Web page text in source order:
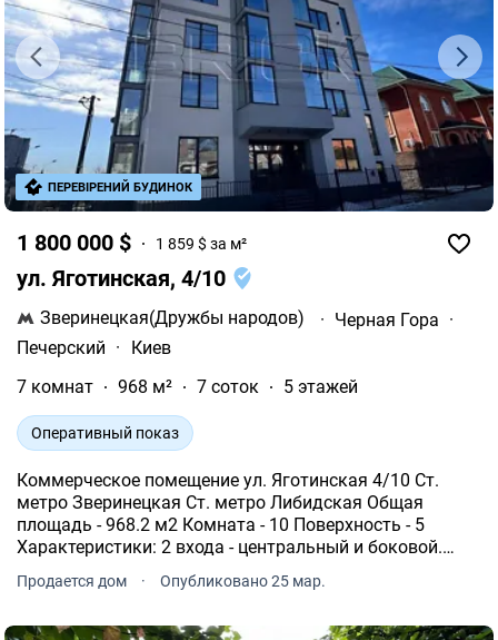
1 800 000 $ 1 859 $ за м²
ул. Яготинская, 4/10
Зверинецкая(Дружбы народов) · Черная Гора ·
Печерский ·
Киев
7 комнат
968 м² 7 соток 5 этажей
Оперативный показ
Коммерческое помещение ул. Яготинская 4/10 Ст.
метро Зверинецкая Ст. метро Либидская Общая
площадь - 968.2 м2 Комната - 10 Поверхность - 5
Характеристики: 2 входа - центральный и боковой.
Окна польского производства с тонировочным
напылением, обладающим функцией
Продается дом · Опубликовано 25 мар.
ПЕРЕВІРЕНИЙ БУДИНОК